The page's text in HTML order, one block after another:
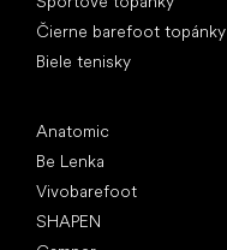
Čierne barefoot topánky
Biele tenisky
Anatomic
Be Lenka
Vivobarefoot
SHAPEN